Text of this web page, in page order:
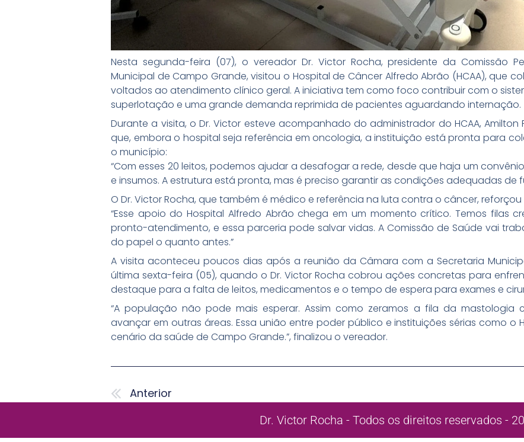
Nesta segunda-feira (07), o vereador Dr. Victor Rocha, presidente da Comissão
Municipal de Campo Grande, visitou o Hospital de Câncer Alfredo Abrão (HCAA), que
voltados ao atendimento clínico geral. A iniciativa tem como foco contribuir com o
superlotação e uma grande demanda reprimida de pacientes aguardando internação.
Durante a visita, o Dr. Victor esteve acompanhado do administrador do HCAA, Amilton
que, embora o hospital seja referência em oncologia, a instituição está pronta para
o município:
“Com esses 20 leitos, podemos ajudar a desafogar a rede, desde que haja um
e insumos. A estrutura está pronta, mas é preciso garantir as condições adequadas de
O Dr. Victor Rocha, que também é médico e referência na luta contra o câncer,
“Esse apoio do Hospital Alfredo Abrão chega em um momento crítico. Temos filas
pronto-atendimento, e essa parceria pode salvar vidas. A Comissão de Saúde vai
do papel o quanto antes.”
A visita aconteceu poucos dias após a reunião da Câmara com a Secretaria
última sexta-feira (05), quando o Dr. Victor Rocha cobrou ações concretas para
destaque para a falta de leitos, medicamentos e o tempo de espera para exames e
“A população não pode mais esperar. Assim como zeramos a fila da mastologia
avançar em outras áreas. Essa união entre poder público e instituições sérias como o
cenário da saúde de Campo Grande.”, finalizou o vereador.
Anterior
Dr. Victor Rocha - Todos os direitos reservados -